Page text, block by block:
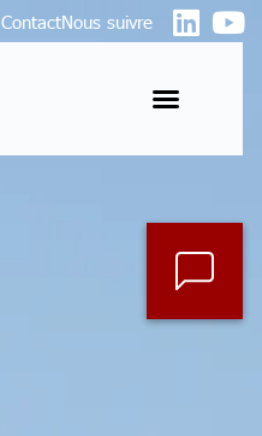
ContactNous suivre